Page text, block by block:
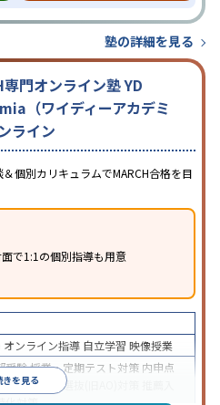
塾の詳細を見る
専門オンライン塾 YD
（ワイディーアカデミ
ライン
個別カリキュラムでMARCH合格を目
で1:1の個別指導も用意
きを見る
オンライン指導 自立学習 映像授業
受験授業・定期テスト対策 内申点
定着 総合型選抜(旧AO)対策